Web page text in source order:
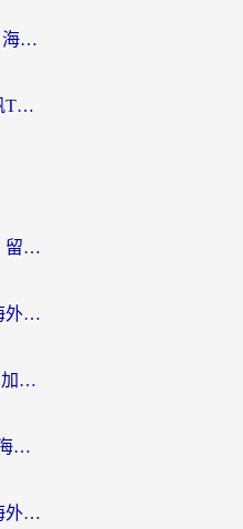
ChickCN和海外回国好用吗？海外党2026亲测：从手游到影音，选对加速器的3个关键
海外党必看：雷神手游和快帆TV版好用吗？3步选对回国加速器不踩坑
酷狗在海外用怎么版权限制？留学生亲测：3步解决听国内音乐难题
国外用微信加速器的方法：海外党无缝连接国内生活的实用指南
国外看芒果tv总卡？选对回国加速器，轻松追《浪姐》不费劲
在国外怎么看nba直播网站？海外党专属体育观赛指南，告别地区限制！
国外怎么看手机腾讯视频？海外党亲测有效的追剧加速器选择指南